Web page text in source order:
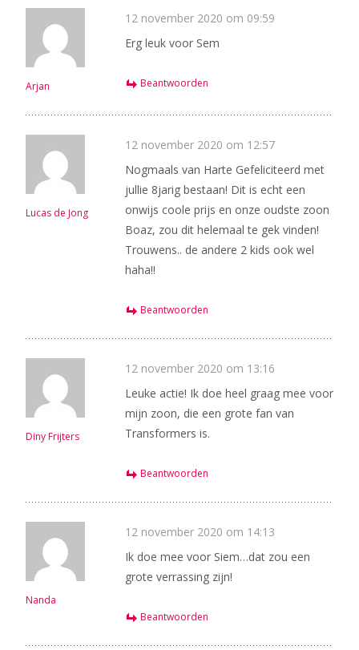
Arjan
12 november 2020 om 09:59
Erg leuk voor Sem
Beantwoorden
Lucas de Jong
12 november 2020 om 12:57
Nogmaals van Harte Gefeliciteerd met
jullie 8jarig bestaan! Dit is echt een
onwijs coole prijs en onze oudste zoon
Boaz, zou dit helemaal te gek vinden!
Trouwens.. de andere 2 kids ook wel
haha!!
Beantwoorden
Diny Frijters
12 november 2020 om 13:16
Leuke actie! Ik doe heel graag mee voor
mijn zoon, die een grote fan van
Transformers is.
Beantwoorden
Nanda
12 november 2020 om 14:13
Ik doe mee voor Siem…dat zou een
grote verrassing zijn!
Beantwoorden